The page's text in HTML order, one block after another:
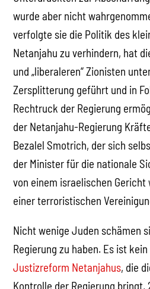
wurde aber nicht
verfolgte sie die Politik des
Netanjahu zu verhindern, hat
und „liberaleren“ Zionisten
Zersplitterung geführt und in
Rechtruck der Regierung
der Netanjahu-Regierung
Bezalel Smotrich, der sich
der Minister für die nationale
von einem israelischen
einer terroristischen
Nicht wenige Juden schämen
Regierung zu haben. Es ist
Justizreform Netanjahus, die
Kontrolle der Regierung